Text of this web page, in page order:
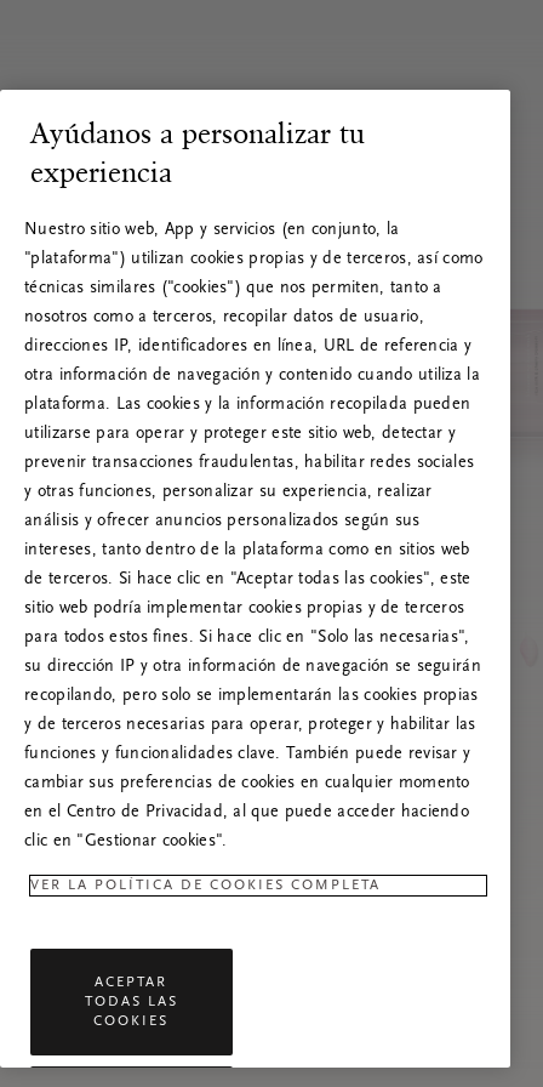
RITUALS 500
¡Vaya! Error de servidor
Prueba a actualizar esta página o, si el
problema persiste, ponte en contacto con
nosotros.
Ayúdanos a personalizar tu
experiencia
Nuestro sitio web, App y servicios (en conjunto, la
"plataforma") utilizan cookies propias y de terceros, así como
técnicas similares ("cookies") que nos permiten, tanto a
nosotros como a terceros, recopilar datos de usuario,
direcciones IP, identificadores en línea, URL de referencia y
otra información de navegación y contenido cuando utiliza la
plataforma. Las cookies y la información recopilada pueden
utilizarse para operar y proteger este sitio web, detectar y
prevenir transacciones fraudulentas, habilitar redes sociales
y otras funciones, personalizar su experiencia, realizar
análisis y ofrecer anuncios personalizados según sus
intereses, tanto dentro de la plataforma como en sitios web
de terceros. Si hace clic en "Aceptar todas las cookies", este
sitio web podría implementar cookies propias y de terceros
para todos estos fines. Si hace clic en "Solo las necesarias",
su dirección IP y otra información de navegación se seguirán
recopilando, pero solo se implementarán las cookies propias
y de terceros necesarias para operar, proteger y habilitar las
funciones y funcionalidades clave. También puede revisar y
cambiar sus preferencias de cookies en cualquier momento
en el Centro de Privacidad, al que puede acceder haciendo
clic en "Gestionar cookies".
VER LA POLÍTICA DE COOKIES COMPLETA
ACEPTAR
TODAS LAS
COOKIES